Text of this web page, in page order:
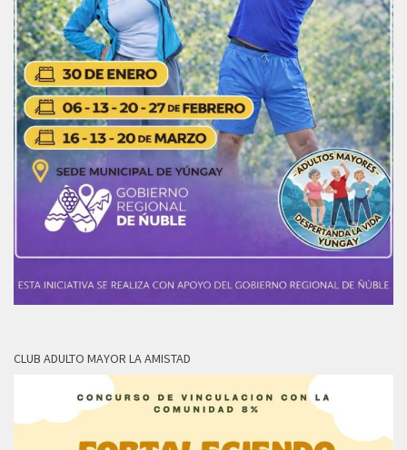
CLUB ADULTO MAYOR LA AMISTAD